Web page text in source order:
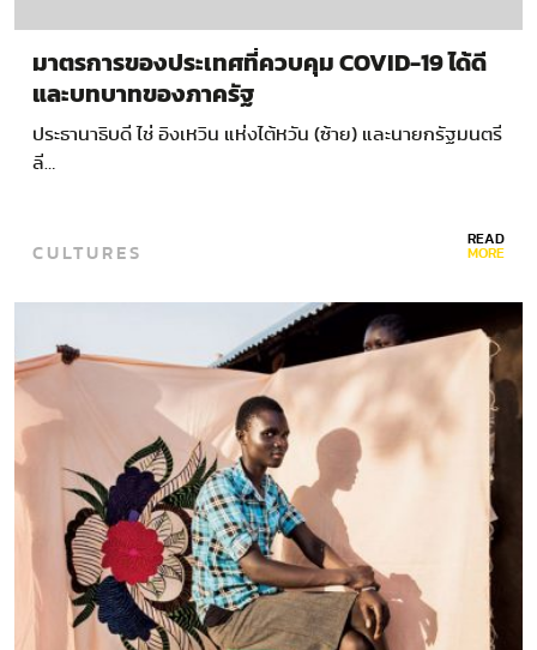
มาตรการของประเทศที่ควบคุม COVID-19 ได้ดี
และบทบาทของภาครัฐ
ประธานาธิบดี ไช่ อิงเหวิน แห่งไต้หวัน (ซ้าย) และนายกรัฐมนตรี
ลี…
CULTURES READ
MORE